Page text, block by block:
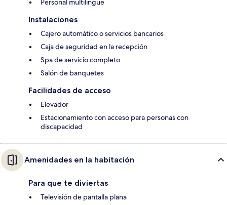
Personal multilingüe
Instalaciones
Cajero automático o servicios bancarios
Caja de seguridad en la recepción
Spa de servicio completo
Salón de banquetes
Facilidades de acceso
Elevador
Estacionamiento con acceso para personas con
discapacidad
Amenidades en la habitación
Para que te diviertas
Televisión de pantalla plana